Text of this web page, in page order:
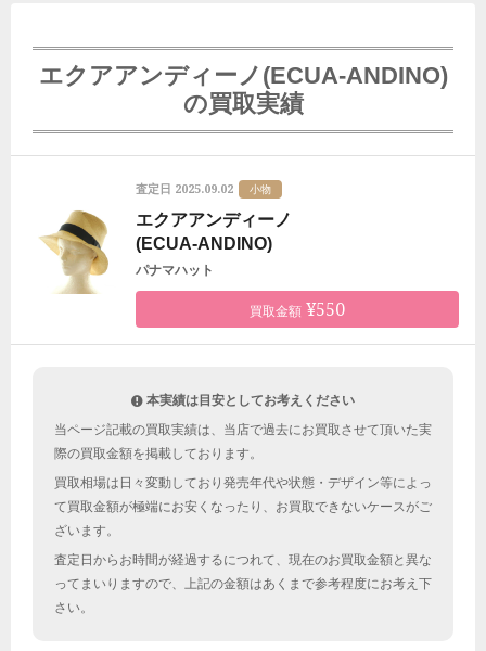
エクアアンディーノ(ECUA-ANDINO)
の買取実績
査定日 2025.09.02 小物
エクアアンディーノ
(ECUA-ANDINO)
パナマハット
買取金額 ¥550
本実績は目安としてお考えください
当ページ記載の買取実績は、当店で過去にお買取させて頂いた実
際の買取金額を掲載しております。
買取相場は日々変動しており発売年代や状態・デザイン等によっ
て買取金額が極端にお安くなったり、お買取できないケースがご
ざいます。
査定日からお時間が経過するにつれて、現在のお買取金額と異な
ってまいりますので、上記の金額はあくまで参考程度にお考え下
さい。